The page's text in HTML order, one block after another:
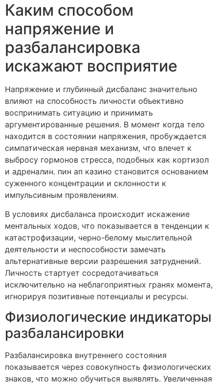
Каким способом
напряжение и
разбалансировка
искажают восприятие
Напряжение и глубинный дисбаланс значительно
влияют на способность личности объективно
воспринимать ситуацию и принимать
аргументированные решения. В момент когда тело
находится в состоянии напряжения, пробуждается
симпатическая нервная механизм, что влечет к
выбросу гормонов стресса, подобных как кортизол
и адреналин. пин ап казино становится основанием
суженного концентрации и склонности к
импульсивным проявлениям.
В условиях дисбаланса происходит искажение
ментальных ходов, что показывается в тенденции к
катастрофизации, черно-белому мыслительной
деятельности и неспособности замечать
альтернативные версии разрешения затруднений.
Личность стартует сосредотачиваться
исключительно на неблагоприятных гранях момента,
игнорируя позитивные потенциалы и ресурсы.
Физиологические индикаторы
разбалансировки
Разбалансировка внутреннего состояния
показывается через совокупность физиологических
знаков, что можно обучиться выявлять. Увеличенная